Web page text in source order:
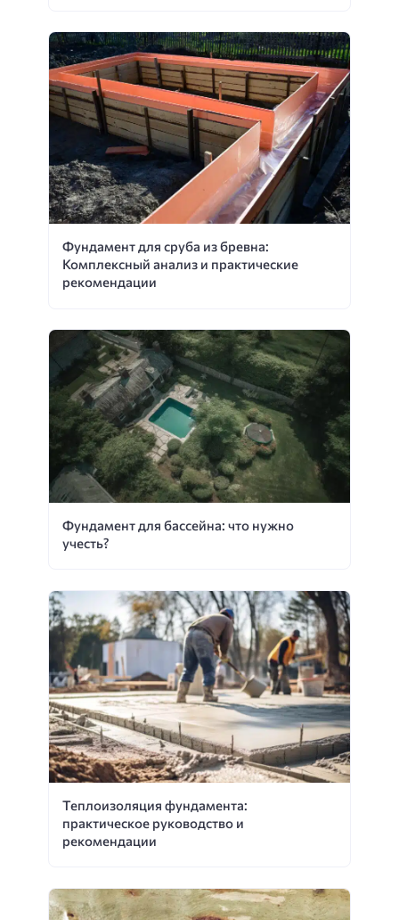
Фундамент для сруба из бревна:
Комплексный анализ и практические
рекомендации
Фундамент для бассейна: что нужно
учесть?
Теплоизоляция фундамента:
практическое руководство и
рекомендации